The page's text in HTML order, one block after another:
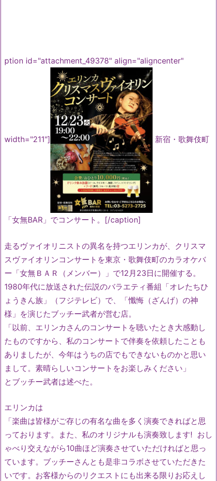
ption id="attachment_49378" align="aligncenter"
width="211"] 新宿・歌舞伎町
「女無BAR」でコンサート。[/caption]
走るヴァイオリニストの異名を持つエリンカが、 クリスマ
スヴァイオリンコンサートを東京・歌舞伎町のカラオケバ
ー「女無ＢＡＲ（メンバー）」 で12月23日に開催する。
1980年代に放送された伝説のバラエティ番組「オレたちひ
ょうきん族」（フジテレビ）で、「懺悔（ざんげ） の神
様」を演じたブッチー武者が営む店。
「以前、 エリンカさんのコンサートを聴いたとき大感動し
たものですから、 私のコンサートで伴奏を依頼したことも
ありましたが、 今年はうちの店でもできないものかと思い
まして。 素晴らしいコンサートをお楽しみください」
とブッチー武者は述べた。
エリンカは
「楽曲は皆様がご存じの有名な曲を多く演奏できればと思
っておりま す。また、私のオリジナルも演奏致します! おし
ゃべり交えながら10曲ほど演奏させていただければと思っ
ています。ブッチーさんとも是非コラボさせていただきた
いです。 お客様からのリクエストにも出来る限りお応えし